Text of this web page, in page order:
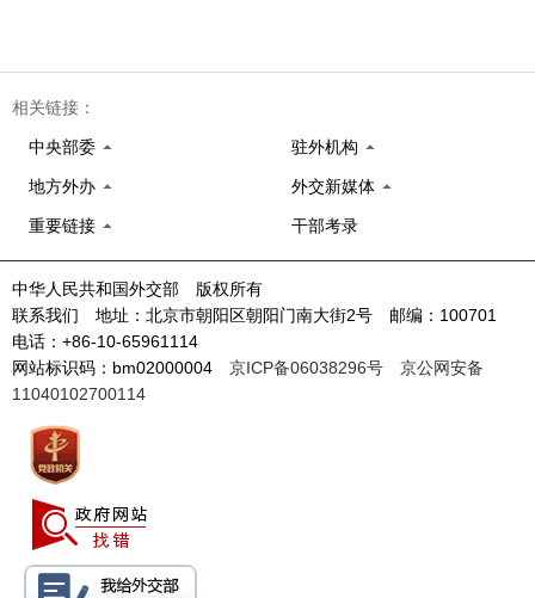
相关链接：
中央部委 驻外机构
地方外办 外交新媒体
重要链接 干部考录
中华人民共和国外交部 版权所有
联系我们 地址：北京市朝阳区朝阳门南大街2号 邮编：100701
电话：+86-10-65961114
网站标识码：bm02000004 京ICP备06038296号
京公网安备
11040102700114